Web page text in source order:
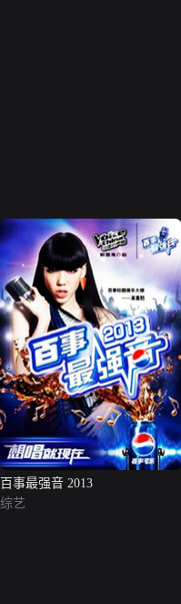
百事最强音 2013
综艺